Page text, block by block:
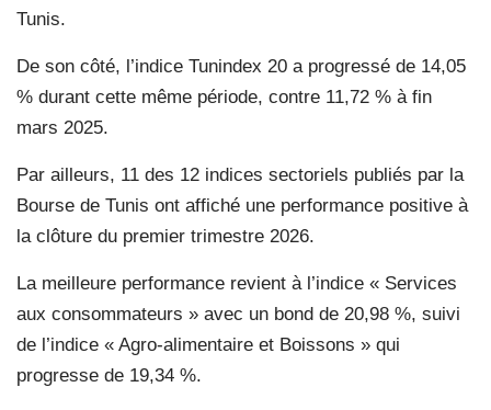
Tunis.
De son côté, l’indice Tunindex 20 a progressé de 14,05
% durant cette même période, contre 11,72 % à fin
mars 2025.
Par ailleurs, 11 des 12 indices sectoriels publiés par la
Bourse de Tunis ont affiché une performance positive à
la clôture du premier trimestre 2026.
La meilleure performance revient à l’indice « Services
aux consommateurs » avec un bond de 20,98 %, suivi
de l’indice « Agro-alimentaire et Boissons » qui
progresse de 19,34 %.